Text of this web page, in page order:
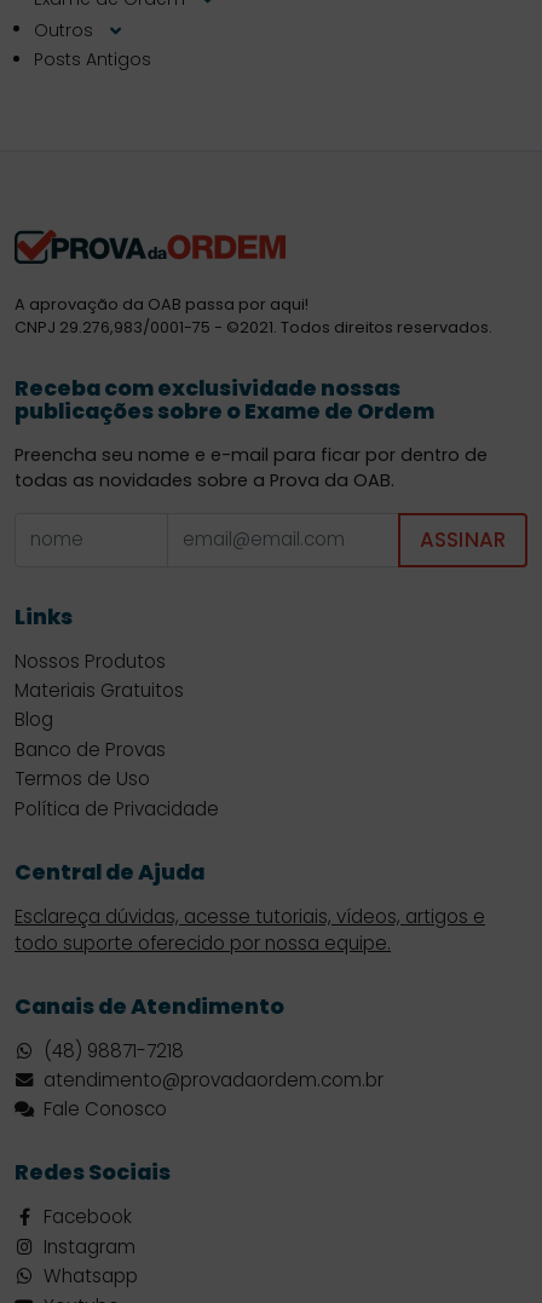
Outros
Posts Antigos
A aprovação da OAB passa por aqui!
CNPJ 29.276,983/0001-75 - ©2021. Todos direitos reservados.
Receba com exclusividade nossas
publicações sobre o Exame de Ordem
Preencha seu nome e e-mail para ficar por dentro de
todas as novidades sobre a Prova da OAB.
ASSINAR
Links
Nossos Produtos
Materiais Gratuitos
Blog
Banco de Provas
Termos de Uso
Política de Privacidade
Central de Ajuda
Esclareça dúvidas, acesse tutoriais, vídeos, artigos e
todo suporte oferecido por nossa equipe.
Canais de Atendimento
(48) 98871-7218
atendimento@provadaordem.com.br
Fale Conosco
Redes Sociais
Facebook
Instagram
Whatsapp